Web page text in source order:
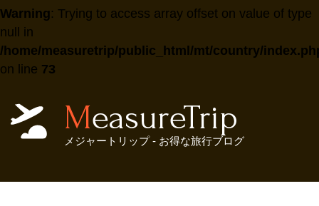
Warning: Trying to access array offset on value of type
null in
/home/measuretrip/public_html/mt/country/
on line 73
MeasureTrip
メジャートリップ - お得な旅行ブログ